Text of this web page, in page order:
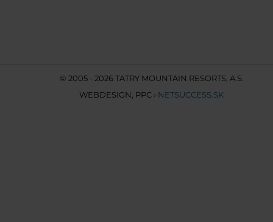
© 2005 - 2026 TATRY MOUNTAIN RESORTS, A.S.
WEBDESIGN PPC › NETSUCCESS.SK